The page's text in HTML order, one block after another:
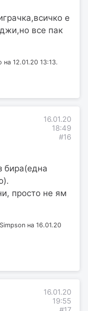
е
все пак
12.01.20 13:13.
16.01.20
18:49
#16
бира(една
просто не ям
на 16.01.20
16.01.20
19:55